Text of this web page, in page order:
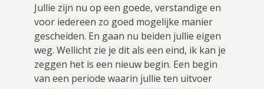
Jullie zijn nu op een goede, verstandige en
voor iedereen zo goed mogelijke manier
gescheiden. En gaan nu beiden jullie eigen
weg. Wellicht zie je dit als een eind, ik kan je
zeggen het is een nieuw begin. Een begin
van een periode waarin jullie ten uitvoer